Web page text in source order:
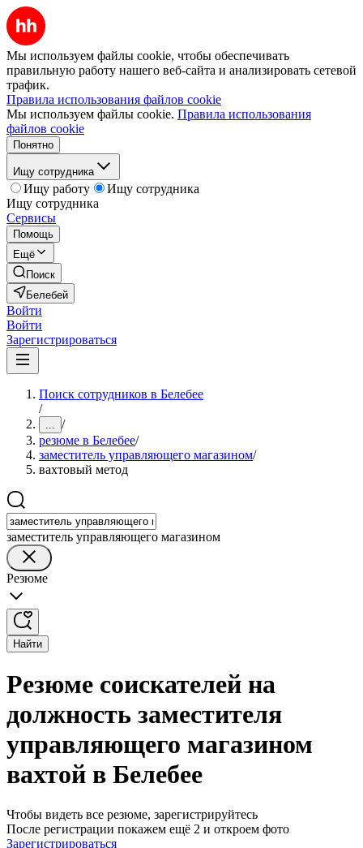
Мы используем файлы cookie, чтобы обеспечивать
правильную работу нашего веб-сайта и анализировать сетевой
трафик.
Правила использования файлов cookie
Мы используем файлы cookie. Правила использования
файлов cookie
Понятно
Ищу сотрудника
Ищу работу
Ищу сотрудника
Ищу сотрудника
Сервисы
Помощь
Ещё
Поиск
Белебей
Войти
Войти
Зарегистрироваться
Поиск сотрудников в Белебее
/
... /
резюме в Белебее/
заместитель управляющего магазином/
вахтовый метод
заместитель управляющего магазином
Резюме
Найти
Резюме соискателей на
должность заместителя
управляющего магазином
вахтой в Белебее
Чтобы видеть все резюме, зарегистрируйтесь
После регистрации покажем ещё 2 и откроем фото
Зарегистрироваться